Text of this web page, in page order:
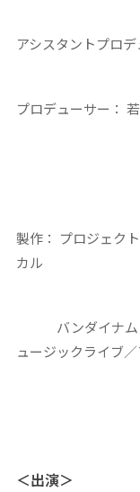
アシスタントプロ
プロデューサー：
製作： プロジェク
カル
バンダイナムコ
ュージックライブ
＜出演＞